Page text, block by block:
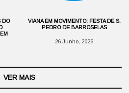
DO
VIANA EM MOVIMENTO: FESTA DE S.
PEDRO DE BARROSELAS
26 Junho, 2026
VER MAIS